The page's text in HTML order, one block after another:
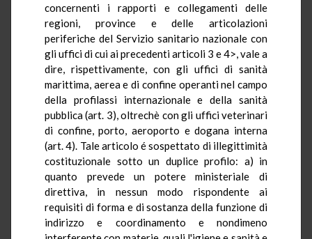
concernenti i rapporti e collegamenti delle
regioni, province e delle articolazioni
periferiche del Servizio sanitario nazionale con
gli uffici di cui ai precedenti articoli 3 e 4>, vale a
dire, rispettivamente, con gli uffici di sanità
marittima, aerea e di confine operanti nel campo
della profilassi internazionale e della sanità
pubblica (art. 3), oltrechè con gli uffici veterinari
di confine, porto, aeroporto e dogana interna
(art. 4). Tale articolo é sospettato di illegittimità
costituzionale sotto un duplice profilo: a) in
quanto prevede un potere ministeriale di
direttiva, in nessun modo rispondente ai
requisiti di forma e di sostanza della funzione di
indirizzo e coordinamento e nondimeno